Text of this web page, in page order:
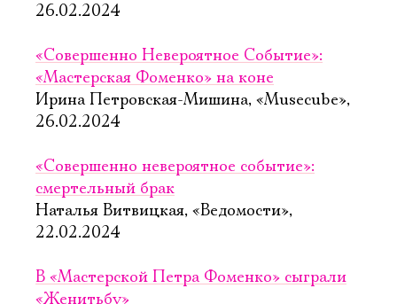
26.02.2024
«Совершенно Невероятное Событие»:
«Мастерская Фоменко» на коне
Ирина Петровская-Мишина, «Musecube»,
26.02.2024
«Совершенно невероятное событие»:
смертельный брак
Наталья Витвицкая, «Ведомости»,
22.02.2024
В «Мастерской Петра Фоменко» сыграли
«Женитьбу»